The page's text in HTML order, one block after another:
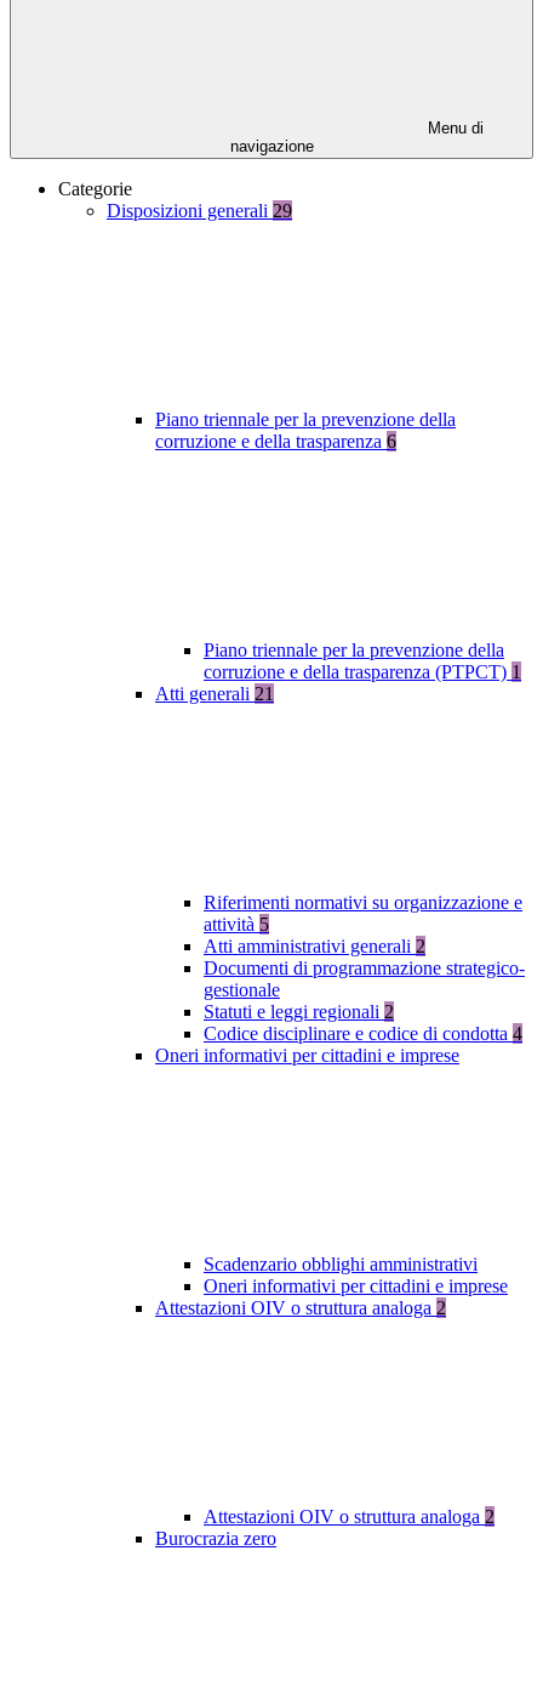
Menu di
navigazione
Categorie
Disposizioni generali 29
Piano triennale per la prevenzione della
corruzione e della trasparenza 6
Piano triennale per la prevenzione della
corruzione e della trasparenza (PTPCT) 1
Atti generali 21
Riferimenti normativi su organizzazione e
attività 5
Atti amministrativi generali 2
Documenti di programmazione strategico-
gestionale
Statuti e leggi regionali 2
Codice disciplinare e codice di condotta 4
Oneri informativi per cittadini e imprese
Scadenzario obblighi amministrativi
Oneri informativi per cittadini e imprese
Attestazioni OIV o struttura analoga 2
Attestazioni OIV o struttura analoga 2
Burocrazia zero